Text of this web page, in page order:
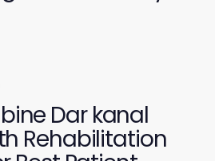
Dar kanal
Rehabilitation